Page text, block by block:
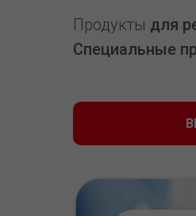
Продукты для
Специальные